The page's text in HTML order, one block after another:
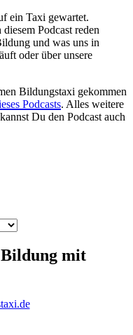
ein Taxi gewartet.
diesem Podcast reden
und was uns in
oder über unsere
Bildungstaxi gekommen
Podcasts. Alles weitere
Du den Podcast auch
mit